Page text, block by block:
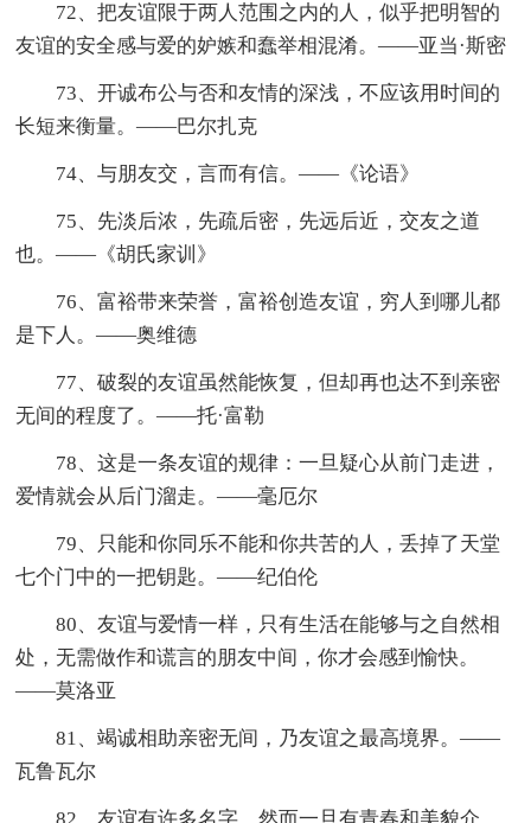
72、把友谊限于两人范围之内的人，似乎把明智的
友谊的安全感与爱的妒嫉和蠢举相混淆。——亚当·斯密
73、开诚布公与否和友情的深浅，不应该用时间的
长短来衡量。——巴尔扎克
74、与朋友交，言而有信。——《论语》
75、先淡后浓，先疏后密，先远后近，交友之道
也。——《胡氏家训》
76、富裕带来荣誉，富裕创造友谊，穷人到哪儿都
是下人。——奥维德
77、破裂的友谊虽然能恢复，但却再也达不到亲密
无间的程度了。——托·富勒
78、这是一条友谊的规律：一旦疑心从前门走进，
爱情就会从后门溜走。——毫厄尔
79、只能和你同乐不能和你共苦的人，丢掉了天堂
七个门中的一把钥匙。——纪伯伦
80、友谊与爱情一样，只有生活在能够与之自然相
处，无需做作和谎言的朋友中间，你才会感到愉快。
——莫洛亚
81、竭诚相助亲密无间，乃友谊之最高境界。——
瓦鲁瓦尔